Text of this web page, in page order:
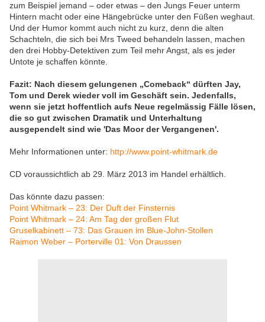
zum Beispiel jemand – oder etwas – den Jungs Feuer unterm
Hintern macht oder eine Hängebrücke unter den Füßen weghaut.
Und der Humor kommt auch nicht zu kurz, denn die alten
Schachteln, die sich bei Mrs Tweed behandeln lassen, machen
den drei Hobby-Detektiven zum Teil mehr Angst, als es jeder
Untote je schaffen könnte.
Fazit: Nach diesem gelungenen „Comeback“ dürften Jay,
Tom und Derek wieder voll im Geschäft sein. Jedenfalls,
wenn sie jetzt hoffentlich aufs Neue regelmässig Fälle lösen,
die so gut zwischen Dramatik und Unterhaltung
ausgependelt sind wie 'Das Moor der Vergangenen'.
Mehr Informationen unter: http://www.point-whitmark.de
CD voraussichtlich ab 29. März 2013 im Handel erhältlich.
Das könnte dazu passen:
Point Whitmark – 23: Der Duft der Finsternis
Point Whitmark – 24: Am Tag der großen Flut
Gruselkabinett – 73: Das Grauen im Blue-John-Stollen
Raimon Weber – Porterville 01: Von Draussen